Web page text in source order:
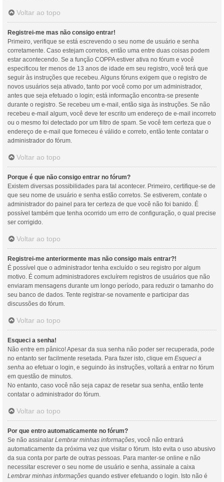
Voltar ao topo
Registrei-me mas não consigo entrar!
Primeiro, verifique se está escrevendo o seu nome de usuário e senha
corretamente. Caso estejam corretos, então uma entre duas coisas podem
estar acontecendo. Se a função COPPA estiver ativa no fórum e você
especificou ter menos de 13 anos de idade em seu registro, você terá que
seguir às instruções que recebeu. Alguns fóruns exigem que o registro de
novos usuários seja ativado, tanto por você como por um administrador,
antes que seja efetuado o login; está informação encontra-se presente
durante o registro. Se recebeu um e-mail, então siga às instruções. Se não
recebeu e-mail algum, você deve ter escrito um endereço de e-mail incorreto
ou o mesmo foi detectado por um filtro de spam. Se você tem certeza que o
endereço de e-mail que forneceu é válido e correto, então tente contatar o
administrador do fórum.
Voltar ao topo
Porque é que não consigo entrar no fórum?
Existem diversas possibilidades para tal acontecer. Primeiro, certifique-se de
que seu nome de usuário e senha estão corretos. Se estiverem, contate o
administrador do painel para ter certeza de que você não foi banido. É
possível também que tenha ocorrido um erro de configuração, o qual precise
ser corrigido.
Voltar ao topo
Registrei-me anteriormente mas não consigo mais entrar?!
É possível que o administrador tenha excluído o seu registro por algum
motivo. É comum administradores excluírem registros de usuários que não
enviaram mensagens durante um longo período, para reduzir o tamanho do
seu banco de dados. Tente registrar-se novamente e participar das
discussões do fórum.
Voltar ao topo
Esqueci a senha!
Não entre em pânico! Apesar da sua senha não poder ser recuperada, pode
no entanto ser facilmente resetada. Para fazer isto, clique em Esqueci a
senha ao efetuar o login, e seguindo às instruções, voltará a entrar no fórum
em questão de minutos.
No entanto, caso você não seja capaz de resetar sua senha, então tente
contatar o administrador do fórum.
Voltar ao topo
Por que entro automaticamente no fórum?
Se não assinalar Lembrar minhas informações, você não entrará
automaticamente da próxima vez que visitar o fórum. Isto evita o uso abusivo
da sua conta por parte de outras pessoas. Para manter-se online e não
necessitar escrever o seu nome de usuário e senha, assinale a caixa
Lembrar minhas informações quando estiver efetuando o login. Isto não é